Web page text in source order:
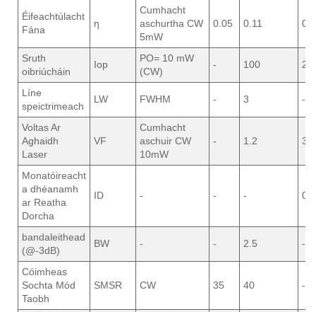
Éifeachtúlacht
Fána
ƞ
Cumhacht
aschurtha CW
5mW
0.05 0.11 0.2
Sruth
oibriúcháin
Iop
PO= 10 mW
(CW)
- 100
Líne
speictrimeach
LW FWHM - 3 -
Voltas Ar
Aghaidh
Laser
VF
Cumhacht
aschuir CW
10mW
- 1.2 3.0
Monatóireacht
a dhéanamh
ar Reatha
Dorcha
ID - - - 0.1
bandaleithead
(@-3dB)
BW - - 2.5 -
Cóimheas
Sochta Mód
Taobh
SMSR CW 35 40 -